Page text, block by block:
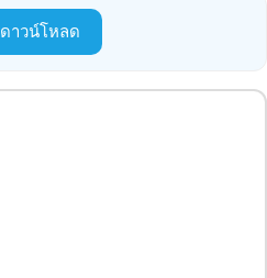
ดาวน์โหลด